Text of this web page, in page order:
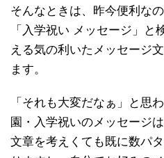
そんなときは、昨今便利な
「入学祝い メッセージ」と
える気の利いたメッセージ
ます。
「それも大変だなぁ」と思
園・入学祝いのメッセージ
文章を考えくても既に数パ